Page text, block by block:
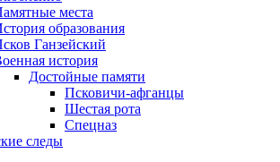
места
образования
Ганзейский
история
Достойные памяти
Псковичи-афганцы
Шестая рота
Спецназ
следы